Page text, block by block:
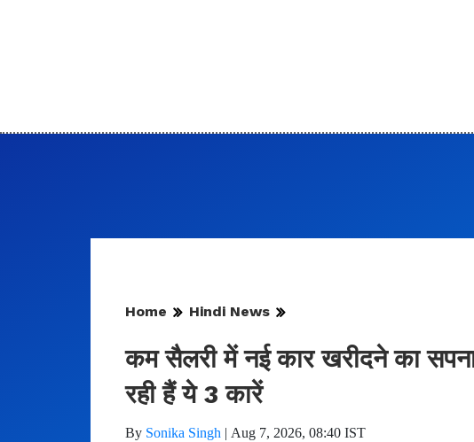
Home Hindi News
कम सैलरी में नई कार खरीदने का
रही हैं ये 3 कारें
By Sonika Singh | Aug 7, 2026, 08:40 IST